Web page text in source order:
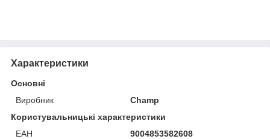
Характеристики
Основні
Виробник
Champ
Користувальницькі характеристики
ЕАН
9004853582608